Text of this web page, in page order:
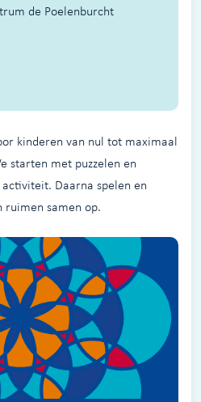
de Poelenburcht
kinderen van nul tot maximaal
starten met puzzelen en
Daarna spelen en
ruimen samen op.